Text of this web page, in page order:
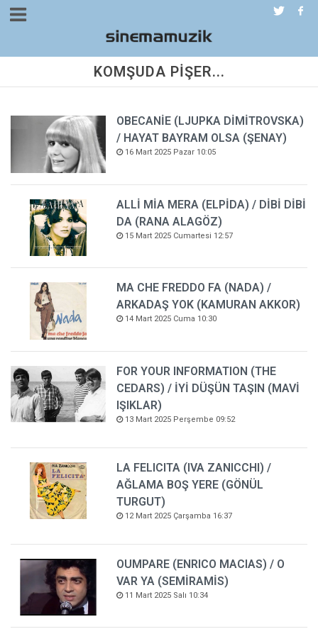
KOMŞUDA PİŞER...
OBECANİE (LJUPKA DİMİTROVSKA)
/ HAYAT BAYRAM OLSA (ŞENAY)
16 Mart 2025 Pazar 10:05
ALLİ MİA MERA (ELPİDA) / DİBİ DİBİ
DA (RANA ALAGÖZ)
15 Mart 2025 Cumartesi 12:57
MA CHE FREDDO FA (NADA) /
ARKADAŞ YOK (KAMURAN AKKOR)
14 Mart 2025 Cuma 10:30
FOR YOUR INFORMATION (THE
CEDARS) / İYİ DÜŞÜN TAŞIN (MAVİ
IŞIKLAR)
13 Mart 2025 Perşembe 09:52
LA FELICITA (IVA ZANICCHI) /
AĞLAMA BOŞ YERE (GÖNÜL
TURGUT)
12 Mart 2025 Çarşamba 16:37
OUMPARE (ENRICO MACIAS) / O
VAR YA (SEMİRAMİS)
11 Mart 2025 Salı 10:34